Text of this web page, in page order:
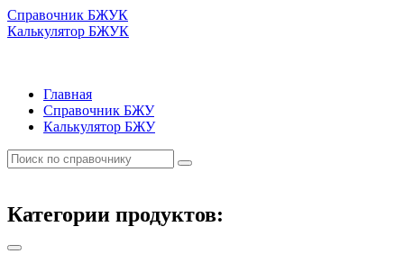
Справочник БЖУК
Калькулятор БЖУК
Главная
Справочник БЖУ
Калькулятор БЖУ
Категории продуктов: